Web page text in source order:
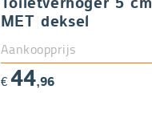
Toiletverhoger 5 cm
MET deksel
Aankoopprijs
€ 44,96